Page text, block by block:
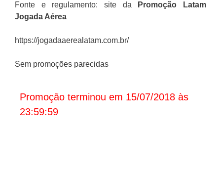
Fonte e regulamento: site da
Promoção Latam
Jogada Aérea
https://jogadaaerealatam.com.br/
Sem promoções parecidas
Promoção terminou em 15/07/2018 às
23:59:59